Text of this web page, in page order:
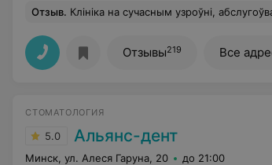
Отзыв. Клініка на сучасным узроўні, абслугоўванне ад рэсэпшн да спецыялістаў ветлівае і
Отзывы219 Все
СТОМАТОЛОГИЯ
5.0 Альянс-дент
Минск, ул. Алеся Гаруна, 20 до 21:00